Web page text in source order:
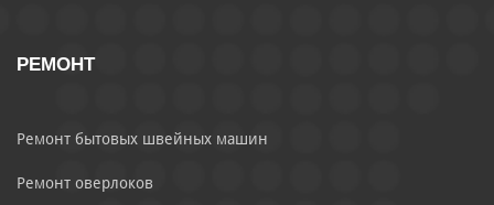
РЕМОНТ
Ремонт бытовых швейных машин
Ремонт оверлоков